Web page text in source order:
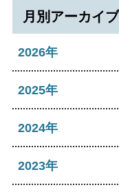
月別アーカイブ
2026年
2026年08月
2026年06月
2025年
2025年12月
2025年10月
2024年
2024年12月
2023年